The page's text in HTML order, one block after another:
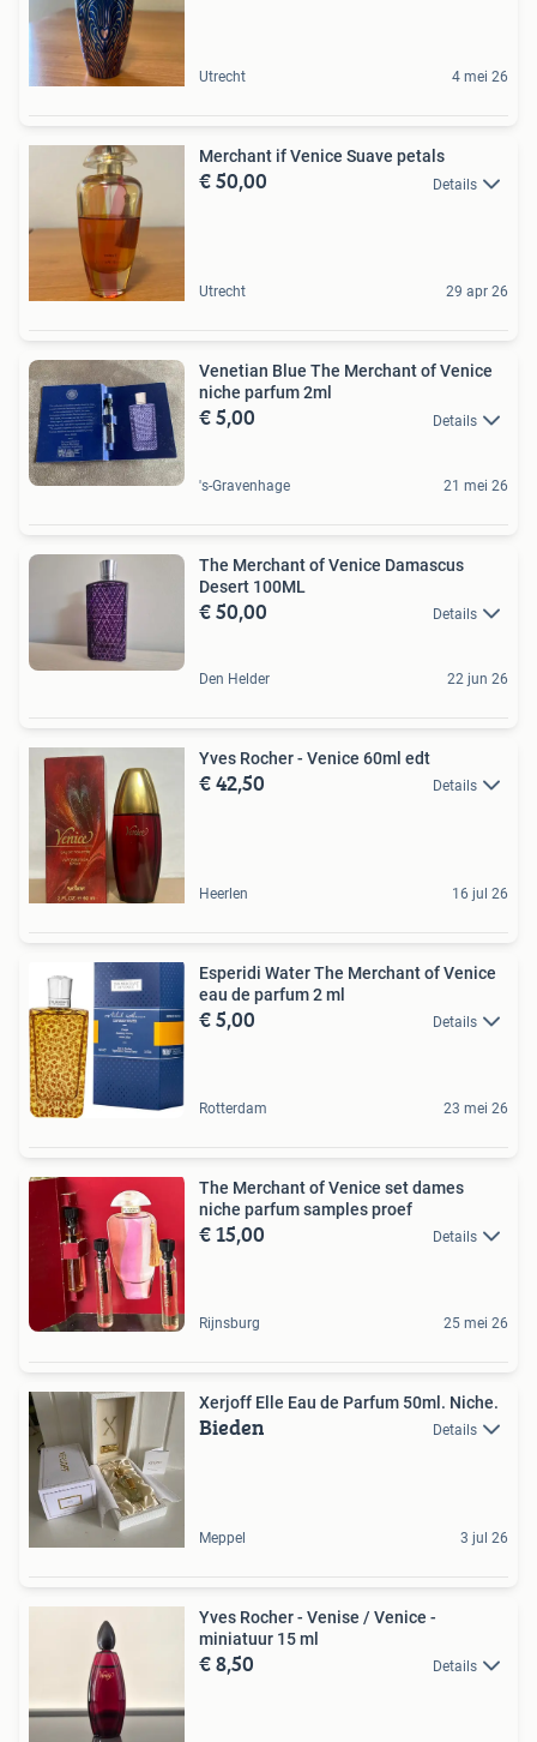
Utrecht 4 mei 26
Merchant if Venice Suave petals
€ 50,00 Details
Utrecht 29 apr 26
Venetian Blue The Merchant of Venice
niche parfum 2ml
€ 5,00 Details
's-Gravenhage 21 mei 26
The Merchant of Venice Damascus
Desert 100ML
€ 50,00 Details
Den Helder 22 jun 26
Yves Rocher - Venice 60ml edt
€ 42,50 Details
Heerlen 16 jul 26
Esperidi Water The Merchant of Venice
eau de parfum 2 ml
€ 5,00 Details
Rotterdam 23 mei 26
The Merchant of Venice set dames
niche parfum samples proef
€ 15,00 Details
Rijnsburg 25 mei 26
Xerjoff Elle Eau de Parfum 50ml. Niche.
Bieden Details
Meppel 3 jul 26
Yves Rocher - Venise / Venice -
miniatuur 15 ml
€ 8,50 Details